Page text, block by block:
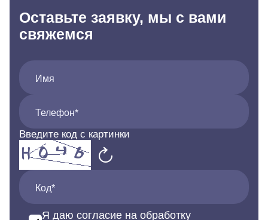
Оставьте заявку, мы с вами
свяжемся
Имя
Телефон*
Введите код с картинки
Код*
Я даю согласие на обработку